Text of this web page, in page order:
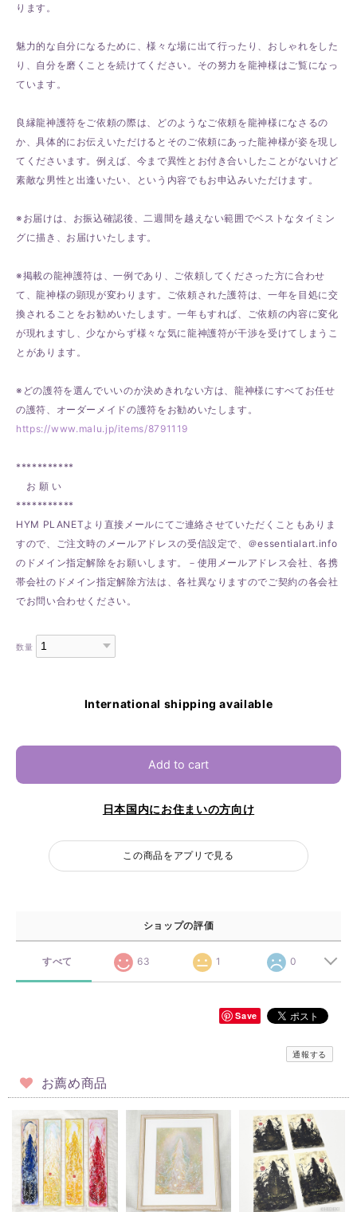
ります。
魅力的な自分になるために、様々な場に出て行ったり、おしゃれをした
り、自分を磨くことを続けてください。その努力を龍神様はご覧になっ
ています。
良縁龍神護符をご依頼の際は、どのようなご依頼を龍神様になさるの
か、具体的にお伝えいただけるとそのご依頼にあった龍神様が姿を現し
てくださいます。例えば、今まで異性とお付き合いしたことがないけど
素敵な男性と出逢いたい、という内容でもお申込みいただけます。
※お届けは、お振込確認後、二週間を越えない範囲でベストなタイミン
グに描き、お届けいたします。
※掲載の龍神護符は、一例であり、ご依頼してくださった方に合わせ
て、龍神様の顕現が変わります。ご依頼された護符は、一年を目処に交
換されることをお勧めいたします。一年もすれば、ご依頼の内容に変化
が現れますし、少なからず様々な気に龍神護符が干渉を受けてしまうこ
とがあります。
※どの護符を選んでいいのか決めきれない方は、龍神様にすべてお任せ
の護符、オーダーメイドの護符をお勧めいたします。
https://www.malu.jp/items/8791119
***********
お 願 い
***********
HYM PLANETより直接メールにてご連絡させていただくこともありま
すので、ご注文時のメールアドレスの受信設定で、＠essentialart.info
のドメイン指定解除をお願いします。－使用メールアドレス会社、各携
帯会社のドメイン指定解除方法は、各社異なりますのでご契約の各会社
でお問い合わせください。
数量
International shipping available
Add to cart
日本国内にお住まいの方向け
この商品をアプリで見る
ショップの評価
すべて 63 1 0
Save
通報する
お薦め商品